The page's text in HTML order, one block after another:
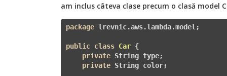
am inclus câteva clase precum o clasă model
package lrevnic.aws.lambda.model;
public class Car {
private String type;
private String color;